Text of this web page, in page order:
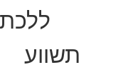
ללכת
תשווע